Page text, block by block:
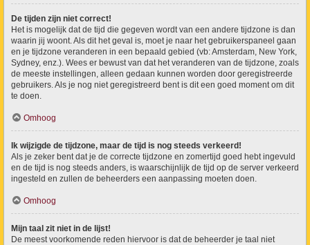
De tijden zijn niet correct!
Het is mogelijk dat de tijd die gegeven wordt van een andere tijdzone is dan
waarin jij woont. Als dit het geval is, moet je naar het gebruikerspaneel gaan
en je tijdzone veranderen in een bepaald gebied (vb: Amsterdam, New York,
Sydney, enz.). Wees er bewust van dat het veranderen van de tijdzone, zoals
de meeste instellingen, alleen gedaan kunnen worden door geregistreerde
gebruikers. Als je nog niet geregistreerd bent is dit een goed moment om dit
te doen.
Omhoog
Ik wijzigde de tijdzone, maar de tijd is nog steeds verkeerd!
Als je zeker bent dat je de correcte tijdzone en zomertijd goed hebt ingevuld
en de tijd is nog steeds anders, is waarschijnlijk de tijd op de server verkeerd
ingesteld en zullen de beheerders een aanpassing moeten doen.
Omhoog
Mijn taal zit niet in de lijst!
De meest voorkomende reden hiervoor is dat de beheerder je taal niet